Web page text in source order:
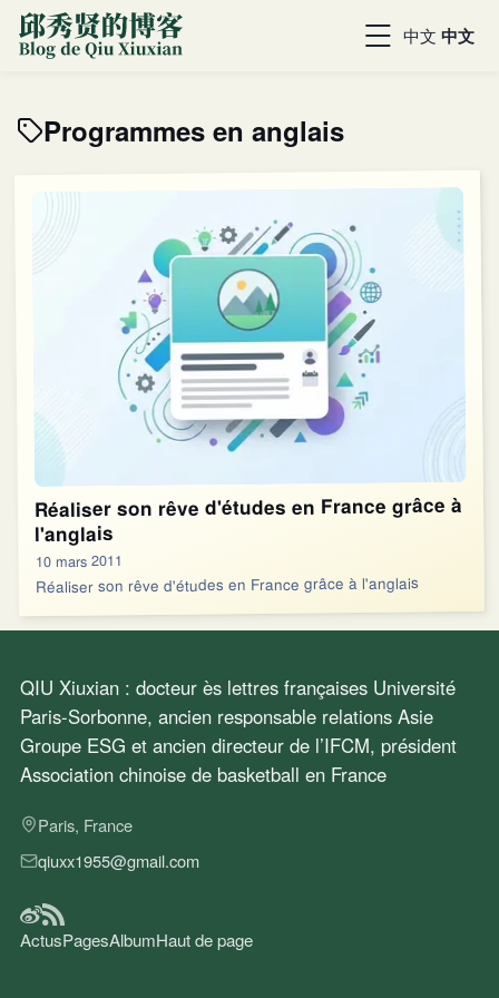
中文 中文
Programmes en anglais
Réaliser son rêve d'études en France grâce à
l'anglais
10 mars 2011
Réaliser son rêve d'études en France grâce à l'anglais
QIU Xiuxian : docteur ès lettres françaises Université
Paris-Sorbonne, ancien responsable relations Asie
Groupe ESG et ancien directeur de l’IFCM, président
Association chinoise de basketball en France
Paris, France
qiuxx1955@gmail.com
ActusPagesAlbumHaut de page